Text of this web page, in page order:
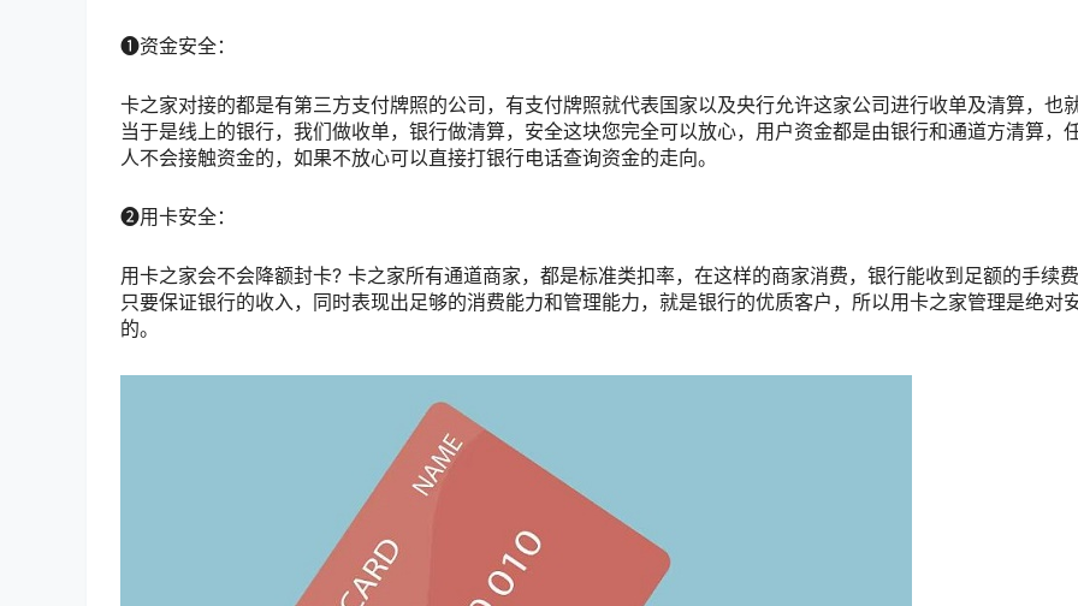
➊资金安全：
卡之家对接的都是有第三方支付牌照的公司，有支付牌照就代表国家以及央行允许这家公司进行收单及清算，也
当于是线上的银行，我们做收单，银行做清算，安全这块您完全可以放心，用户资金都是由银行和通道方清算，
人不会接触资金的，如果不放心可以直接打银行电话查询资金的走向。
❷用卡安全：
用卡之家会不会降额封卡? 卡之家所有通道商家，都是标准类扣率，在这样的商家消费，银行能收到足额的手续费
只要保证银行的收入，同时表现出足够的消费能力和管理能力，就是银行的优质客户，所以用卡之家管理是绝对
的。